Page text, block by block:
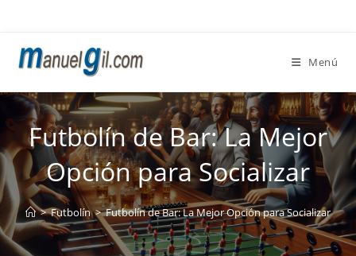
contenido
Menú
Futbolín de Bar: La Mejor
Opción para Socializar
> Futbolín > Futbolín de Bar: La Mejor Opción para Socializar